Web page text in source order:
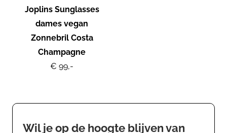
Joplins Sunglasses
dames vegan
Zonnebril Costa
Champagne
€ 99,-
Wil je op de hoogte blijven van